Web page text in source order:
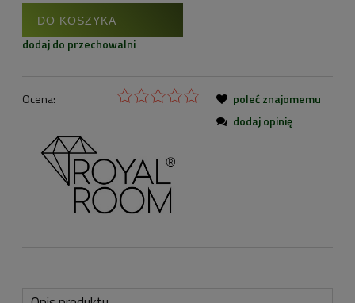
DO KOSZYKA
dodaj do przechowalni
Ocena:
poleć znajomemu
dodaj opinię